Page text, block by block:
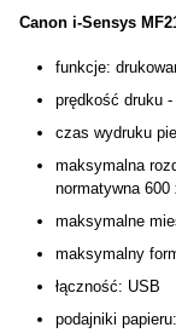
Canon i-Sensys
funkcje:
prędkość druku
czas wydruku
maksymalna
normatywna 600
maksymalne
maksymalny
łączność: USB
podajniki